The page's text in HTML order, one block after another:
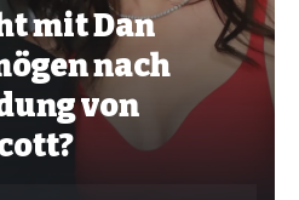
mit Dan
nach
von